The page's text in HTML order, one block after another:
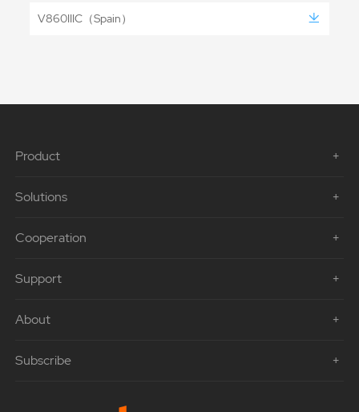
V860IIIC（Spain）
Product
Solutions
Cooperation
Support
About
Subscribe